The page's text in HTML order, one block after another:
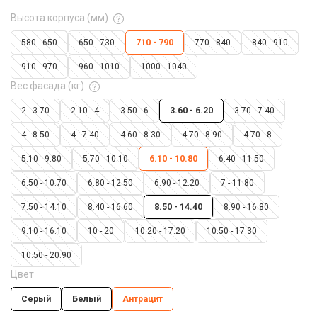
Высота корпуса (мм)
580 - 650 650 - 730 710 - 790 770 - 840 840 - 910
910 - 970 960 - 1010 1000 - 1040
Вес фасада (кг)
2 - 3.70 2.10 - 4 3.50 - 6 3.60 - 6.20 3.70 - 7.40
4 - 8.50 4 - 7.40 4.60 - 8.30 4.70 - 8.90 4.70 - 8
5.10 - 9.80 5.70 - 10.10 6.10 - 10.80 6.40 - 11.50
6.50 - 10.70 6.80 - 12.50 6.90 - 12.20 7 - 11.80
7.50 - 14.10 8.40 - 16.60 8.50 - 14.40 8.90 - 16.80
9.10 - 16.10 10 - 20 10.20 - 17.20 10.50 - 17.30
10.50 - 20.90
Цвет
Серый Белый Антрацит